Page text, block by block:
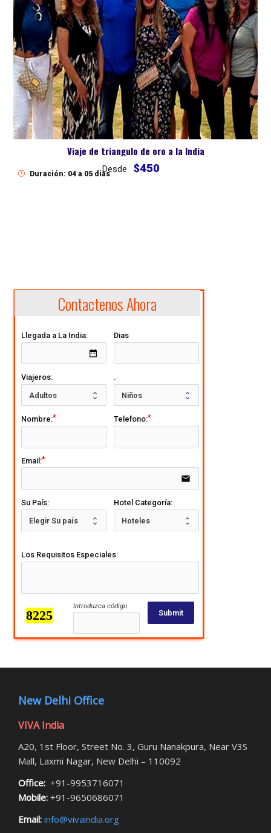
Viaje de triangulo de oro a la India
Desde $450
Duración: 04 a 05 dias
Contactenos Ahora
Llegada a La India:
date_range
Dias
Viajeros: .
Nombre: Telefono:
Email:
email
Su País: Hotel Categoría:
Los Requisitos Especiales:
Introduzca código
Submit
New Delhi Office
VIVA India
A20, 1st Floor, Street No. 3, Guru Nanakpura, Near V3S
Mall, Laxmi Nagar, New Delhi – 110092
Office: +91-9953716071
Mobile: +91-9650686071
Email: info@vivaindia.org